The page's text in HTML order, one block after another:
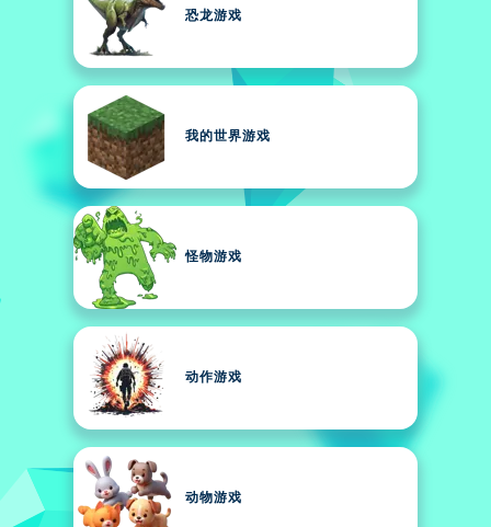
恐龙游戏
我的世界游戏
怪物游戏
动作游戏
动物游戏